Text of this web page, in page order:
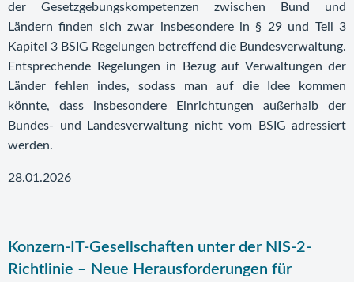
der Gesetzgebungskompetenzen zwischen Bund und
Ländern finden sich zwar insbesondere in § 29 und Teil 3
Kapitel 3 BSIG Regelungen betreffend die Bundesverwaltung.
Entsprechende Regelungen in Bezug auf Verwaltungen der
Länder fehlen indes, sodass man auf die Idee kommen
könnte, dass insbesondere Einrichtungen außerhalb der
Bundes- und Landesverwaltung nicht vom BSIG adressiert
werden.
28.01.2026
Konzern-IT-Gesellschaften unter der NIS-2-
Richtlinie – Neue Herausforderungen für